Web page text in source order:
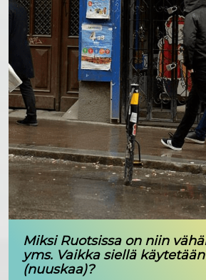
Miksi Ruotsissa on niin
yms. Vaikka siellä
(nuuskaa)?